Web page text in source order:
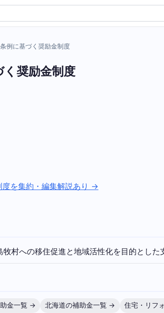
例に基づく奨励金制度
く奨励金制度
を集約・編集解説あり →
村への移住促進と地域活性化を目的とした
金一覧 → 北海道の補助金一覧 → 住宅・リフ